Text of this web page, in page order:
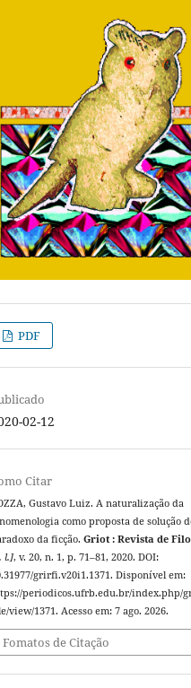
PDF
02-12
Citar
Gustavo Luiz. A naturalização da
como proposta de solução
da ficção.Griot : Revista de
l.], v. 20, n. 1, p. 71–81, 2020. DOI:
grirfi.v20i1.1371. Disponível em:
periodicos.ufrb.edu.br/index.php/
view/1371. Acesso em: 7 ago. 2026.
Fomatos de Citação